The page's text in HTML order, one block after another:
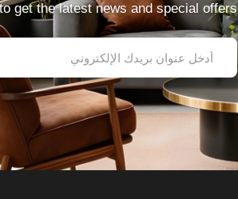
get the latest news and special offers